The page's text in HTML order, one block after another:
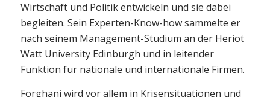
Wirtschaft und Politik entwickeln und sie dabei
begleiten. Sein Experten-Know-how sammelte er
nach seinem Management-Studium an der Heriot
Watt University Edinburgh und in leitender
Funktion für nationale und internationale Firmen.
Forghani wird vor allem in Krisensituationen und